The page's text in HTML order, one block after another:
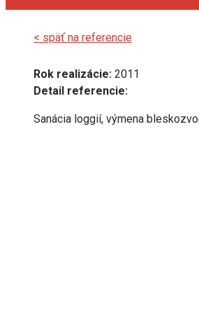
< späť na referencie
Rok realizácie: 2011
Detail referencie:
Sanácia loggií, výmena